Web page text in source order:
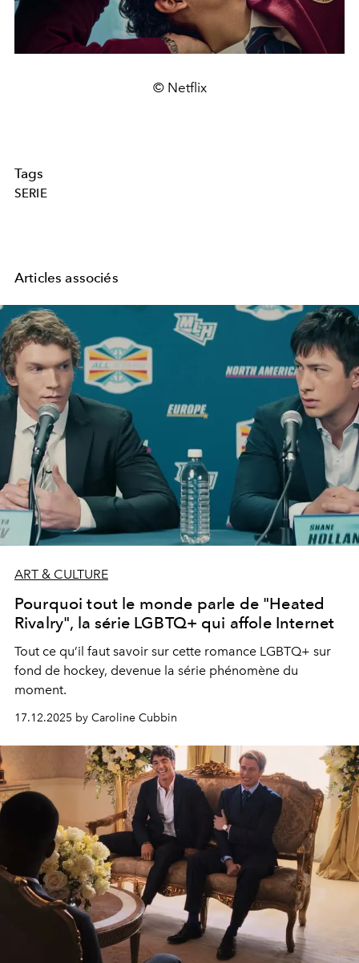
© Netflix
Tags
SERIE
Articles associés
ART & CULTURE
Pourquoi tout le monde parle de "Heated
Rivalry", la série LGBTQ+ qui affole Internet
Tout ce qu’il faut savoir sur cette romance LGBTQ+ sur
fond de hockey, devenue la série phénomène du
moment.
17.12.2025 by Caroline Cubbin